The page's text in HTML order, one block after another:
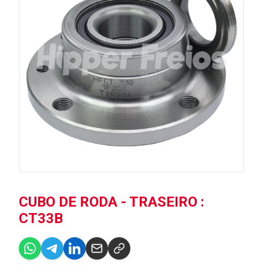
CUBO DE RODA - TRASEIRO :
CT33B